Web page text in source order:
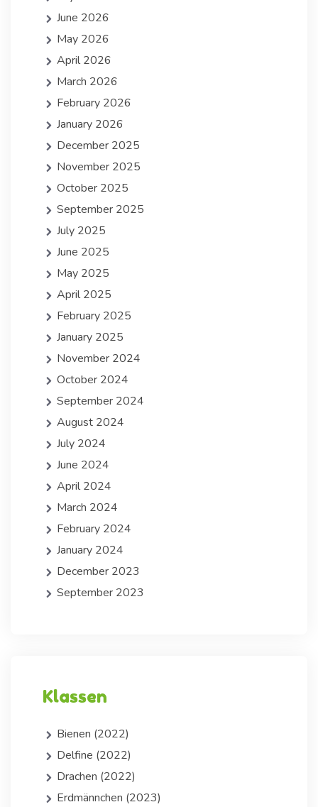
June 2026
May 2026
April 2026
March 2026
February 2026
January 2026
December 2025
November 2025
October 2025
September 2025
July 2025
June 2025
May 2025
April 2025
February 2025
January 2025
November 2024
October 2024
September 2024
August 2024
July 2024
June 2024
April 2024
March 2024
February 2024
January 2024
December 2023
September 2023
Klassen
Bienen (2022)
Delfine (2022)
Drachen (2022)
Erdmännchen (2023)